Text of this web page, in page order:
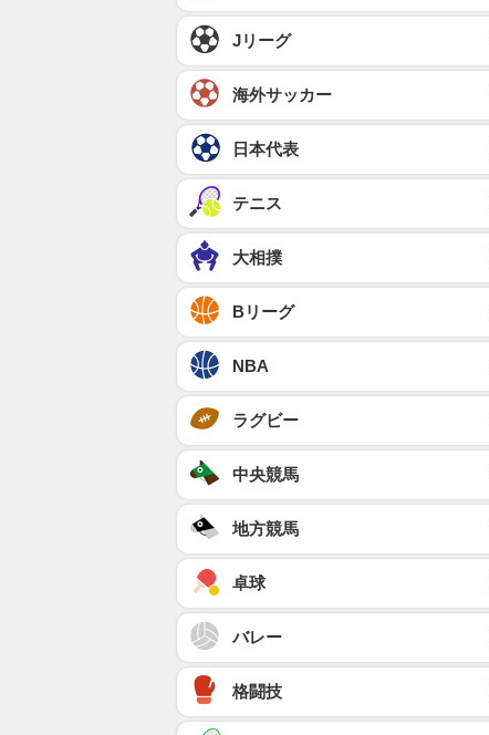
Jリーグ
海外サッカー
日本代表
テニス
大相撲
Bリーグ
NBA
ラグビー
中央競馬
地方競馬
卓球
バレー
格闘技